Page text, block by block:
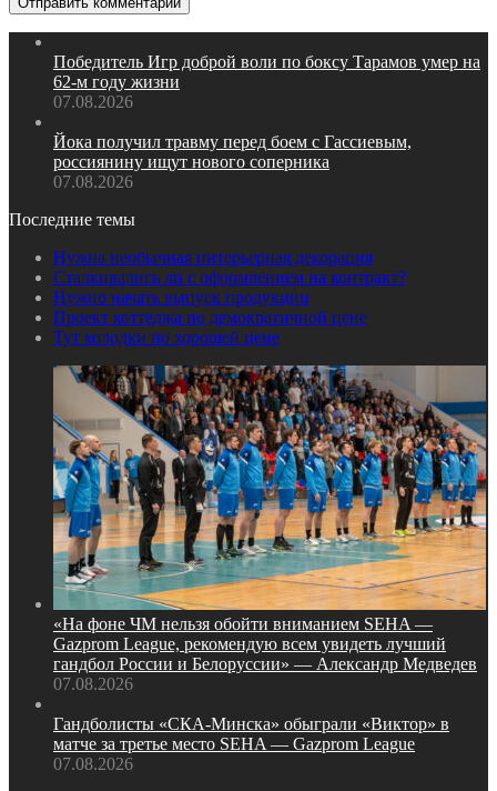
Победитель Игр доброй воли по боксу Тарамов умер на
62‑м году жизни
07.08.2026
Йока получил травму перед боем с Гассиевым,
россиянину ищут нового соперника
07.08.2026
Последние темы
Нужна необычная интерьерная декорация
Сталкивались ли с оформлением на контракт?
Нужно начать выпуск продукции
Проект коттеджа по демократичной цене
Тут колодки по хорошей цене
«На фоне ЧМ нельзя обойти вниманием SEHA —
Gazprom League, рекомендую всем увидеть лучший
гандбол России и Белоруссии» — Александр Медведев
07.08.2026
Гандболисты «СКА‑Минска» обыграли «Виктор» в
матче за третье место SEHA — Gazprom League
07.08.2026